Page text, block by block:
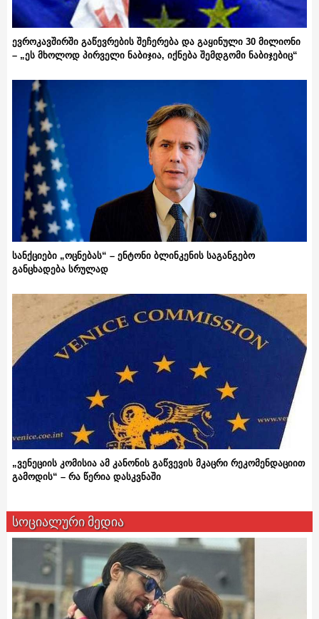
ევროკავშირში გაწევრების შეჩერება და გაყინული 30 მილიონი
– „ეს მხოლოდ პირველი ნაბიჯია, იქნება შემდგომი ნაბიჯებიც“
სანქციები „ოცნებას“ – ენტონი ბლინკენის საგანგებო
განცხადება სრულად
„ვენეციის კომისია ამ კანონის გაწვევის მკაცრი რეკომენდაციით
გამოდის“ – რა წერია დასკვნაში
სოციალური მედია